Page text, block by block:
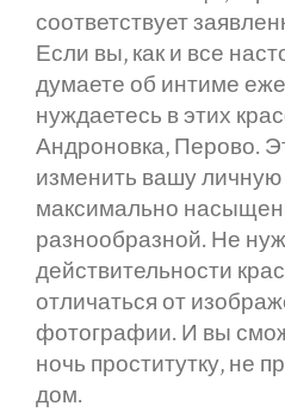
соответствует
Если вы, как и все
думаете об интиме
нуждаетесь в этих
Андроновка, Перово.
изменить вашу
максимально
разнообразной. Не
действительности
отличаться от
фотографии. И вы
ночь проститутку, не
дом.